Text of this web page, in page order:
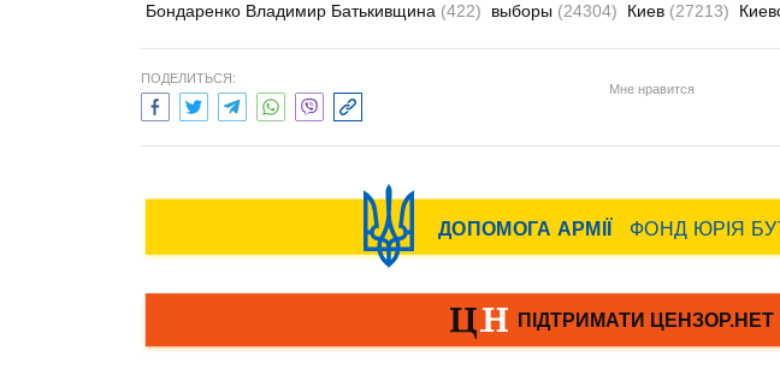
Бондаренко Владимир Батькивщина (422) выборы (24304) Киев (27213)
ПОДЕЛИТЬСЯ:
Мне нравится